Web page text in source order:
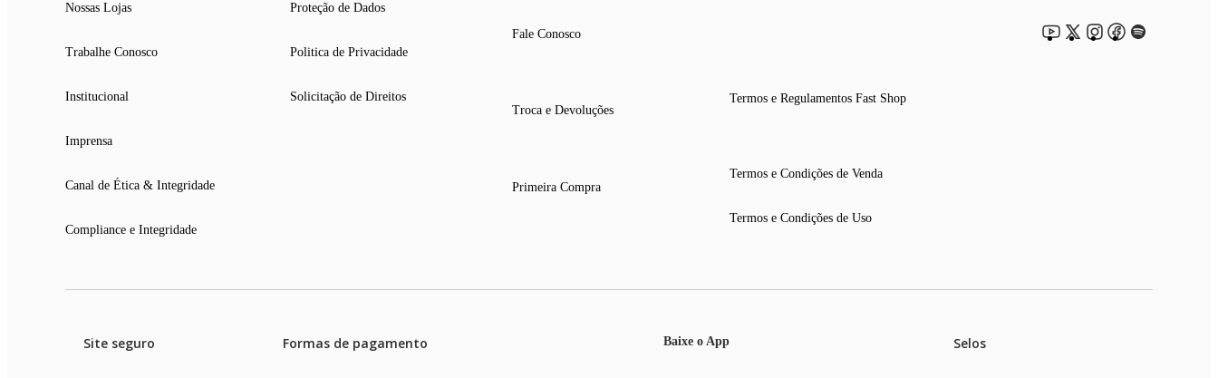
Nossas Lojas
Trabalhe Conosco
Institucional
Imprensa
Canal de Ética & Integridade
Compliance e Integridade
Proteção de Dados
Politica de Privacidade
Solicitação de Direitos
Fale Conosco
Troca e Devoluções
Primeira Compra
Termos e Regulamentos Fast Shop
Termos e Condições de Venda
Termos e Condições de Uso
Site seguro Formas de pagamento Baixe o App Selos